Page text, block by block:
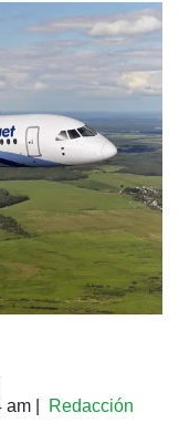
am Redacción